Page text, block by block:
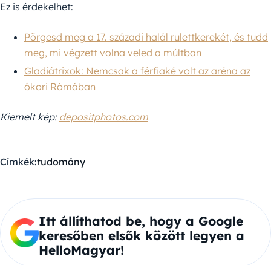
Ez is érdekelhet:
Pörgesd meg a 17. századi halál rulettkerekét, és tudd
meg, mi végzett volna veled a múltban
Gladiátrixok: Nemcsak a férfiaké volt az aréna az
ókori Rómában
Kiemelt kép: depositphotos.com
Címkék:tudomány
Itt állíthatod be, hogy a Google
keresőben elsők között legyen a
HelloMagyar!